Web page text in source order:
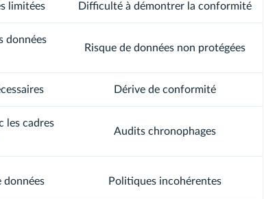
limitées Difficulté à démontrer la conformité
données
Risque de données non protégées
Dérive de conformité
les cadres
Audits chronophages
données Politiques incohérentes